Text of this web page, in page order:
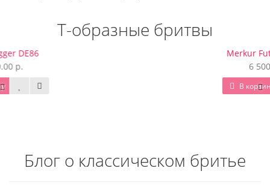
Т-образные бритвы
Блог о классическом бритье